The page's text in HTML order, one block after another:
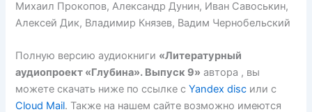
Михаил Прокопов, Александр Дунин, Иван Савоськин,
Алексей Дик, Владимир Князев, Вадим Чернобельский
Полную версию аудиокниги «Литературный
аудиопроект «Глубина». Выпуск 9» автора , вы
можете скачать ниже по ссылке сYandex disc или с
Cloud Mail. Также на нашем сайте возможно имеются